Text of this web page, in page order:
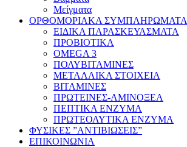
Μείγματα
ΟΡΘΟΜΟΡΙΑΚΑ ΣΥΜΠΛΗΡΩΜΑΤΑ
ΕΙΔΙΚΑ ΠΑΡΑΣΚΕΥΑΣΜΑΤΑ
ΠΡΟΒΙΟΤΙΚΑ
OMEGA 3
ΠΟΛΥΒΙΤΑΜΙΝΕΣ
ΜΕΤΑΛΛΙΚΑ ΣΤΟΙΧΕΙΑ
ΒΙΤΑΜΙΝΕΣ
ΠΡΩΤΕΙΝΕΣ-ΑΜΙΝΟΞΕΑ
ΠΕΠΤΙΚΑ ΕΝΖΥΜΑ
ΠΡΩΤΕΟΛΥΤΙΚΑ ΕΝΖΥΜΑ
ΦΥΣΙΚΕΣ ”ΑΝΤΙΒΙΩΣΕΙΣ”
ΕΠΙΚΟΙΝΩΝΙΑ